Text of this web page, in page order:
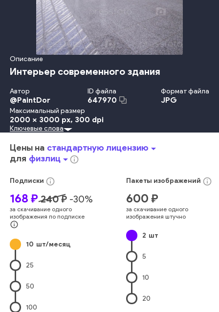
Описание
Интерьер современного здания
Автор
@PaintDor
ID файла
647970
Формат файла
JPG
Максимальный размер
2000 x 3000 px, 300 dpi
Путешествовать Перевозка
Городское Место Действия Структура Здания
Строительная Отрасль
стена
серый архитектура
интерьер
колонна пол потолок внутри
Ключевые слова
Цены на стандартную лицензиюarrow_drop_down
для физлицarrow_drop_downinfo_outline
Подписки info_outline
168 ₽ 240₽ -30%
за скачивание одного
изображения по подписке
info_outline
10 шт/месяц
25
50
100
Пакеты изображений info_outline
600 ₽
за скачивание одного
изображения штучно
2 шт
5
10
20